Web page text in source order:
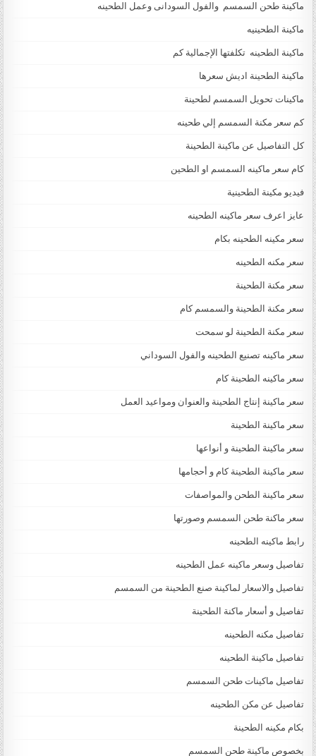
ماكينة طحن السمسم والفول السودانى وعمل الطحينه
ماكينة الطحينيه
ماكينة الطحينه تكلفتها الإجمالية كم
ماكينة الطحينة اديش سعرها
ماكينات تحويل السمسم لطحينة
كم سعر مكنة السمسم إلي طحينه
كل التفاصيل عن ماكينة الطحينة
كام سعر ماكينه السمسم او الطحين
فيديو مكينة الطحينية
عايز اعرف سعر ماكينه الطحينه
سعر مكينه الطحينه بكام
سعر مكنه الطحينه
سعر مكنة الطحينة
سعر مكنة الطحينة والسمسم كام
سعر مكنة الطحينة لو سمحت
سعر ماكينه تصنيع الطحينه والفول السوداني
سعر ماكينه الطحينة كام
سعر ماكينة إنتاج الطحينة والعنوان ومواعيد العمل
سعر ماكينة الطحينة
سعر ماكينة الطحينة و أنواعها
سعر ماكينة الطحينة كام و أحجامها
سعر ماكينة الطحن والمواصفات
سعر ماكنة طحن السمسم وصورتها
رابط ماكينه الطحينه
تفاصيل وسعر ماكينه عمل الطحينه
تفاصيل والاسعار لماكينة صنع الطحينة من السمسم
تفاصيل و أسعار ماكنة الطحينة
تفاصيل مكنه الطحينه
تفاصيل ماكينة الطحينه
تفاصيل ماكينات طحن السمسم
تفاصيل عن مكن الطحينه
بكام مكينه الطحينة
بخصوص ماكينة طحن السمسم